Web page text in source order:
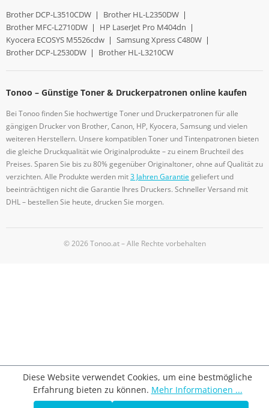
Brother DCP-L3510CDW | Brother HL-L2350DW |
Brother MFC-L2710DW | HP LaserJet Pro M404dn |
Kyocera ECOSYS M5526cdw | Samsung Xpress C480W |
Brother DCP-L2530DW | Brother HL-L3210CW
Tonoo – Günstige Toner & Druckerpatronen online kaufen
Bei Tonoo finden Sie hochwertige Toner und Druckerpatronen für alle
gängigen Drucker von Brother, Canon, HP, Kyocera, Samsung und vielen
weiteren Herstellern. Unsere kompatiblen Toner und Tintenpatronen bieten
die gleiche Druckqualität wie Originalprodukte – zu einem Bruchteil des
Preises. Sparen Sie bis zu 80% gegenüber Originaltoner, ohne auf Qualität zu
verzichten. Alle Produkte werden mit3 Jahren Garantiegeliefert und
beeinträchtigen nicht die Garantie Ihres Druckers. Schneller Versand mit
DHL – bestellen Sie heute, drucken Sie morgen.
© 2026 Tonoo.at – Alle Rechte vorbehalten
Diese Website verwendet Cookies, um eine bestmögliche
Erfahrung bieten zu können. Mehr Informationen ...